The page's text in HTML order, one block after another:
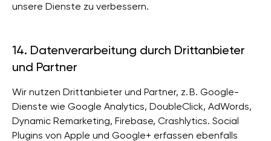
unsere Dienste zu verbessern.
14. Datenverarbeitung durch Drittanbieter
und Partner
Wir nutzen Drittanbieter und Partner, z. B. Google-
Dienste wie Google Analytics, DoubleClick, AdWords,
Dynamic Remarketing, Firebase, Crashlytics. Social
Plugins von Apple und Google+ erfassen ebenfalls